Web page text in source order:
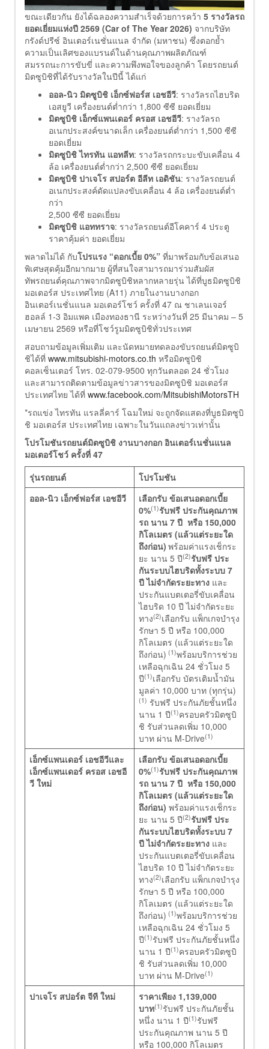
ขณะเดียวกัน ยังได้ฉลองความสำเร็จด้วยการคว้า 5 รางวัลรถ
ยอดเยี่ยมแห่งปี 2569 (Car of The Year 2026) จากบริษัท
กรังด์ปรีซ์ อินเตอร์เนชั่นแนล จำกัด (มหาชน) ซึ่งตอกย้ำ
ความเป็นเลิศของแบรนด์ในด้านคุณภาพผลิตภัณฑ์
สมรรถนะการขับขี่ และความพึงพอใจของลูกค้า โดยรถยนต์
มิตซูบิชิที่ได้รับรางวัลในปีนี้ ได้แก่
ออล-นิว มิตซูบิชิ เอ็กซ์ฟอร์ส เอชอีวี: รางวัลรถไฮบริด
เอสยูวี เครื่องยนต์ต่ำกว่า 1,800 ซีซี ยอดเยี่ยม
มิตซูบิชิ เอ็กซ์แพนเดอร์ ครอส เอชอีวี: รางวัลรถ
อเนกประสงค์ขนาดเล็ก เครื่องยนต์ต่ำกว่า 1,500 ซีซี
ยอดเยี่ยม
มิตซูบิชิ ไทรทัน แอทลีท: รางวัลรถกระบะขับเคลื่อน 4
ล้อ เครื่องยนต์ต่ำกว่า 2,500 ซีซี ยอดเยี่ยม
มิตซูบิชิ ปาเจโร สปอร์ต อีลีท เอดิชัน: รางวัลรถยนต์
อเนกประสงค์ดัดแปลงขับเคลื่อน 4 ล้อ เครื่องยนต์ต่ำ
กว่า
2,500 ซีซี ยอดเยี่ยม
มิตซูบิชิ แอททราจ: รางวัลรถยนต์อีโคคาร์ 4 ประตู
ราคาคุ้มค่า ยอดเยี่ยม
พลาดไม่ได้ กับโปรแรง “ดอกเบี้ย 0%” ที่มาพร้อมกับข้อเสนอ
พิเศษสุดคุ้มอีกมากมาย ผู้ที่สนใจสามารถมาร่วมสัมผัส
ทัพรถยนต์คุณภาพจากมิตซูบิชิหลากหลายรุ่น ได้ที่บูธมิตซูบิชิ
มอเตอร์ส ประเทศไทย (A11) ภายในงานบางกอก
อินเตอร์เนชั่นแนล มอเตอร์โชว์ ครั้งที่ 47 ณ ชาเลนเจอร์
ฮอลล์ 1-3 อิมแพค เมืองทองธานี ระหว่างวันที่ 25 มีนาคม – 5
เมษายน 2569 หรือที่โชว์รูมมิตซูบิชิทั่วประเทศ
สอบถามข้อมูลเพิ่มเติม และนัดหมายทดลองขับรถยนต์มิตซูบิ
ชิได้ที่ www.mitsubishi-motors.co.th หรือมิตซูบิชิ
คอลเซ็นเตอร์ โทร. 02-079-9500 ทุกวันตลอด 24 ชั่วโมง
และสามารถติดตามข้อมูลข่าวสารของมิตซูบิชิ มอเตอร์ส
ประเทศไทย ได้ที่ www.facebook.com/MitsubishiMotorsTH
*รถแข่ง ไทรทัน แรลลี่คาร์ โฉมใหม่ จะถูกจัดแสดงที่บูธมิตซูบิ
ชิ มอเตอร์ส ประเทศไทย เฉพาะในวันแถลงข่าวเท่านั้น
โปรโมชันรถยนต์มิตซูบิชิ งานบางกอก อินเตอร์เนชั่นแนล
มอเตอร์โชว์ ครั้งที่ 47
รุ่นรถยนต์
โปรโมชัน
ออล-นิว เอ็กซ์ฟอร์ส เอชอีวี
เลือกรับ ข้อเสนอดอกเบี้ย
0%(1)รับฟรี ประกันคุณภาพ
รถ นาน 7 ปี หรือ 150,000
กิโลเมตร (แล้วแต่ระยะใด
ถึงก่อน) พร้อมค่าแรงเช็กระ
ยะ นาน 5 ปี(2)รับฟรี ประ
กันระบบไฮบริดทั้งระบบ 7
ปี ไม่จำกัดระยะทาง และ
ประกันแบตเตอรี่ขับเคลื่อน
ไฮบริด 10 ปี ไม่จำกัดระยะ
ทาง(2)เลือกรับ แพ็กเกจบำรุง
รักษา 5 ปี หรือ 100,000
กิโลเมตร (แล้วแต่ระยะใด
ถึงก่อน) (1)พร้อมบริการช่วย
เหลือฉุกเฉิน 24 ชั่วโมง 5
ปี(1)เลือกรับ บัตรเติมน้ำมัน
มูลค่า 10,000 บาท (ทุกรุ่น)
(1) รับฟรี ประกันภัยชั้นหนึ่ง
นาน 1 ปี(1)ครอบครัวมิตซูบิ
ชิ รับส่วนลดเพิ่ม 10,000
บาท ผ่าน M-Drive(1)
เอ็กซ์แพนเดอร์ เอชอีวีและ
เอ็กซ์แพนเดอร์ ครอส เอชอี
วี ใหม่
เลือกรับ ข้อเสนอดอกเบี้ย
0%(1)รับฟรี ประกันคุณภาพ
รถ นาน 7 ปี หรือ 150,000
กิโลเมตร (แล้วแต่ระยะใด
ถึงก่อน) พร้อมค่าแรงเช็กระ
ยะ นาน 5 ปี(2)รับฟรี ประ
กันระบบไฮบริดทั้งระบบ 7
ปี ไม่จำกัดระยะทาง และ
ประกันแบตเตอรี่ขับเคลื่อน
ไฮบริด 10 ปี ไม่จำกัดระยะ
ทาง(2)เลือกรับ แพ็กเกจบำรุง
รักษา 5 ปี หรือ 100,000
กิโลเมตร (แล้วแต่ระยะใด
ถึงก่อน) (1)พร้อมบริการช่วย
เหลือฉุกเฉิน 24 ชั่วโมง 5
ปี(1)รับฟรี ประกันภัยชั้นหนึ่ง
นาน 1 ปี(1)ครอบครัวมิตซูบิ
ชิ รับส่วนลดเพิ่ม 10,000
บาท ผ่าน M-Drive(1)
ปาเจโร สปอร์ต จีที ใหม่
ราคาเพียง 1,139,000
บาท(1)รับฟรี ประกันภัยชั้น
หนึ่ง นาน 1 ปี(1)รับฟรี
ประกันคุณภาพ นาน 5 ปี
หรือ 100,000 กิโลเมตร